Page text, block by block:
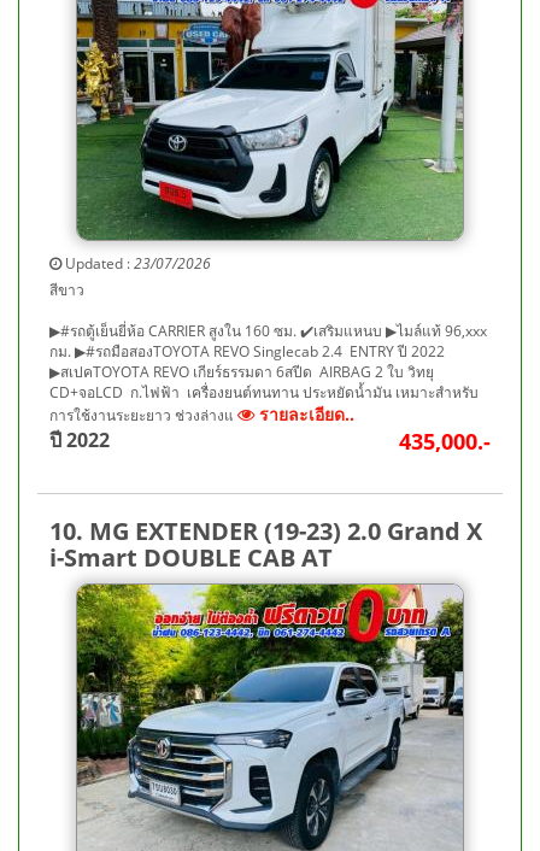
Updated :23/07/2026
สีขาว
▶#รถตู้เย็นยี่ห้อ CARRIER สูงใน 160 ซม. ✔️เสริมแหนบ ▶ไมล์แท้ 96,xxx
กม. ▶#รถมือสองTOYOTA REVO Singlecab 2.4 ENTRY ปี 2022
▶สเปคTOYOTA REVO เกียร์ธรรมดา 6สปีด AIRBAG 2 ใบ วิทยุ
CD+จอLCD ก.ไฟฟ้า เครื่องยนต์ทนทาน ประหยัดน้ำมัน เหมาะสำหรับ
การใช้งานระยะยาว ช่วงล่างแ
รายละเอียด..
ปี 2022 435,000.-
10. MG EXTENDER (19-23) 2.0 Grand X
i-Smart DOUBLE CAB AT